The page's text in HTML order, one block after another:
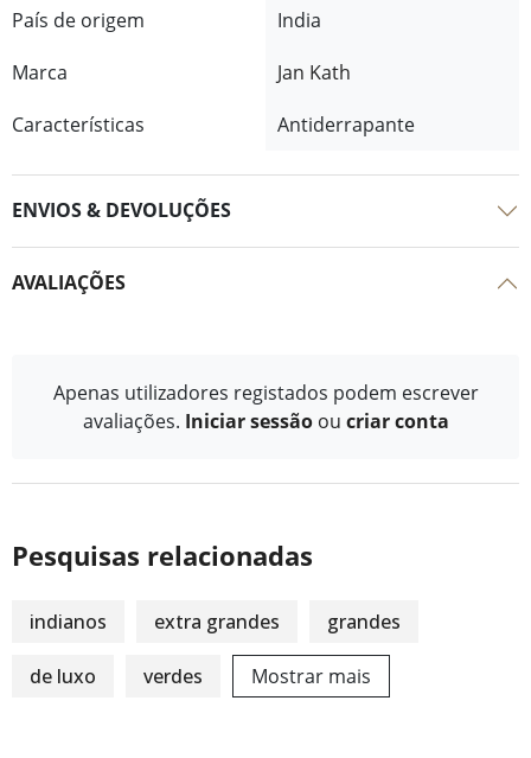
País de origem
India
Marca
Jan Kath
Características
Antiderrapante
ENVIOS & DEVOLUÇÕES
AVALIAÇÕES
Apenas utilizadores registados podem escrever
avaliações. Iniciar sessão ou criar conta
Pesquisas relacionadas
indianos extra grandes grandes
de luxo verdes Mostrar mais